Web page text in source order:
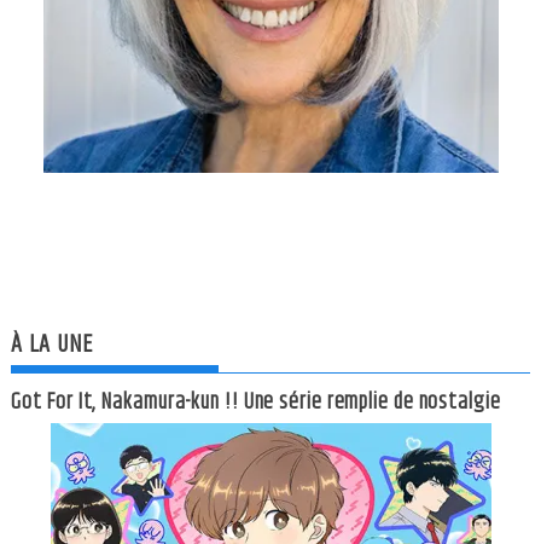
À LA UNE
Got For It, Nakamura-kun !! Une série remplie de nostalgie